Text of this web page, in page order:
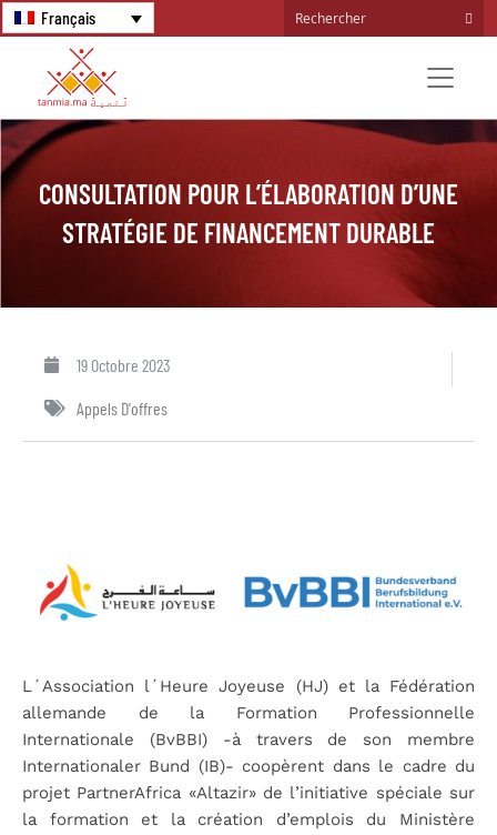
Français
CONSULTATION POUR L’ÉLABORATION D’UNE
STRATÉGIE DE FINANCEMENT DURABLE
19 Octobre 2023
Appels D'offres
L´Association l´Heure Joyeuse (HJ) et la Fédération
allemande de la Formation Professionnelle
Internationale (BvBBI) -à travers de son membre
Internationaler Bund (IB)- coopèrent dans le cadre du
projet PartnerAfrica «Altazir» de l’initiative spéciale sur
la formation et la création d’emplois du Ministère